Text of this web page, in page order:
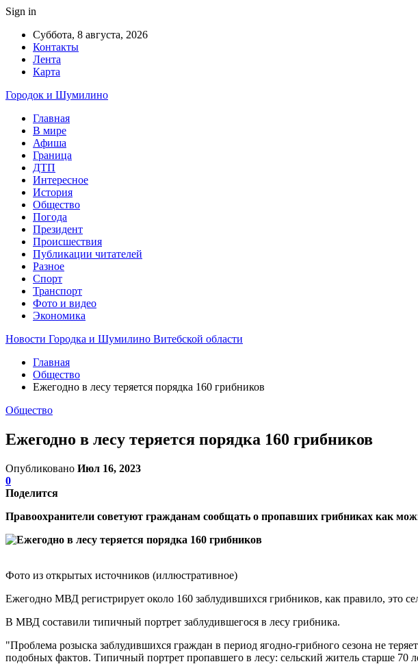
Sign in
Суббота, 8 августа, 2026
Контакты
Лента
Карта
Городок и Шумилино
Главная
В мире
Афиша
Граница
ДТП
Интересное
История
Общество
Погода
Президент
Происшествия
Публикации читателей
Разное
Спорт
Транспорт
Фото и видео
Экономика
Новости Городка и Шумилино Витебской области
Главная
Общество
Ежегодно в лесу теряется порядка 160 грибников
Общество
Ежегодно в лесу теряется порядка 160 грибников
Опубликовано Июл 16, 2023
0
Поделится
Правоохранители советуют гражданам сообщать о пропавших грибниках как
Фото из открытых источников (иллюстративное)
Ежегодно МВД регистрирует около 160 заблудившихся грибников, как правило, это
В МВД составили типичный портрет заблудившегося в лесу грибника.
"Проблема розыска заблудившихся граждан в период ягодно-грибного сезона не
подобных фактов. Типичный портрет пропавшего в лесу: сельский житель старше